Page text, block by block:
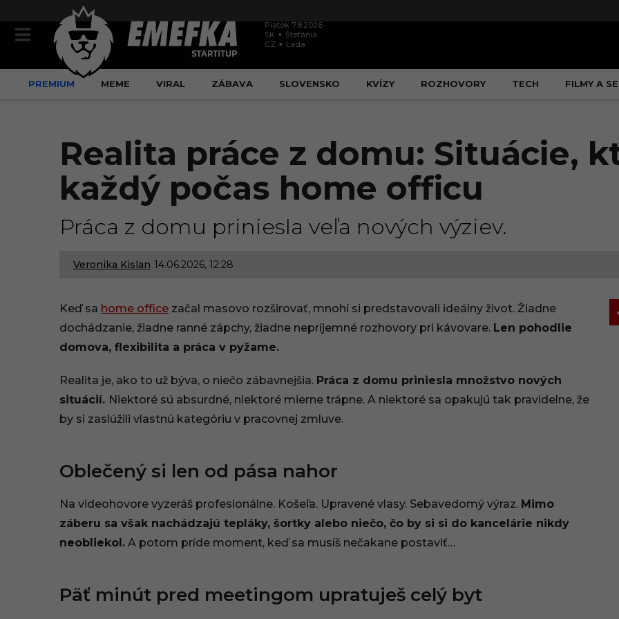
Piatok 7.8.2026
SK
Štefánia
CZ
Lada
PREMIUM MEME VIRAL ZÁBAVA SLOVENSKO KVÍZY ROZHOVORY TECH FILMY A
Realita práce z domu: Situácie,
každý počas home officu
Práca z domu priniesla veľa nových výziev.
Veronika Kislan 14.06.2026, 12:28
1
0
6
.
6
,
9
Keď sa home office začal masovo rozširovať, mnohí si predstavovali ideálny život. Žiadne
dochádzanie, žiadne ranné zápchy, žiadne nepríjemné rozhovory pri kávovare. Len pohodlie
domova, flexibilita a práca v pyžame.
Realita je, ako to už býva, o niečo zábavnejšia. Práca z domu priniesla množstvo nových
situácií. Niektoré sú absurdné, niektoré mierne trápne. A niektoré sa opakujú tak pravidelne, že
by si zaslúžili vlastnú kategóriu v pracovnej zmluve.
Oblečený si len od pása nahor
Na videohovore vyzeráš profesionálne. Košeľa. Upravené vlasy. Sebavedomý výraz. Mimo
záberu sa však nachádzajú tepláky, šortky alebo niečo, čo by si si do kancelárie nikdy
neobliekol. A potom príde moment, keď sa musíš nečakane postaviť…
Päť minút pred meetingom upratuješ celý byt